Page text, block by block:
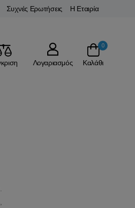
Συχνές Ερωτήσεις Η Εταιρία
Λογαριασμός
0
Καλάθι